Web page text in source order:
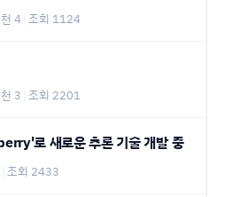
4 조회 1124
3 조회 2201
로 새로운 추론 기술 개발 중
조회 2433